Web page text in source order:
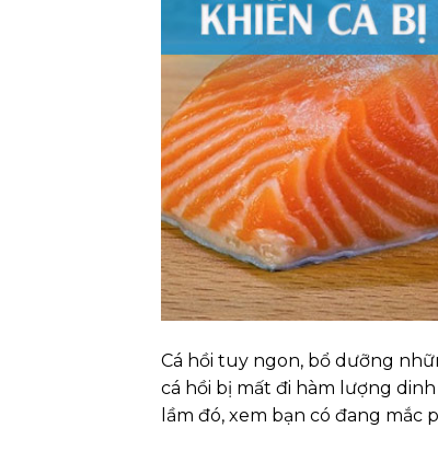
Cá hồi tuy ngon, bổ dưỡng
cá hồi bị mất đi hàm lượng
lầm đó, xem bạn có đang mắc